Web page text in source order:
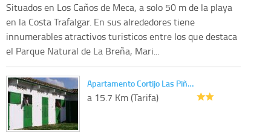
Situados en Los Caños de Meca, a solo 50 m de la playa
en la Costa Trafalgar. En sus alrededores tiene
innumerables atractivos turisticos entre los que destaca
el Parque Natural de La Breña, Mari...
Apartamento Cortijo Las Piñ…
a 15.7 Km (Tarifa)